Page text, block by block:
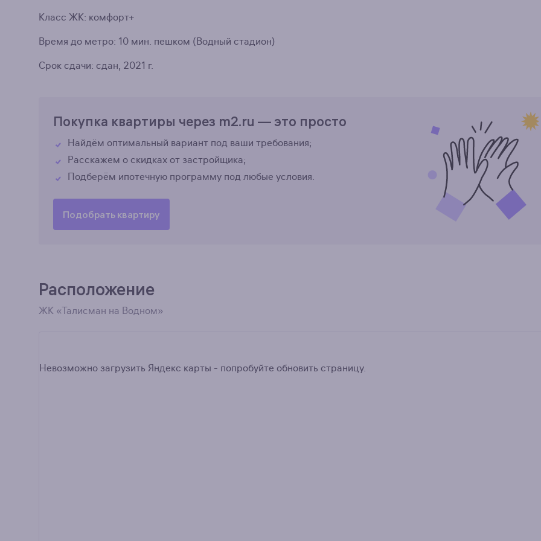
Класс ЖК: комфорт+
Время до метро: 10 мин. пешком (Водный стадион)
Срок сдачи: сдан, 2021 г.
Покупка квартиры через m2.ru — это просто
Найдём оптимальный вариант под ваши требования;
Расскажем о скидках от застройщика;
Подберём ипотечную программу под любые условия.
Подобрать квартиру
Расположение
ЖК «Талисман на Водном»
Невозможно загрузить Яндекс карты - попробуйте обновить страницу.